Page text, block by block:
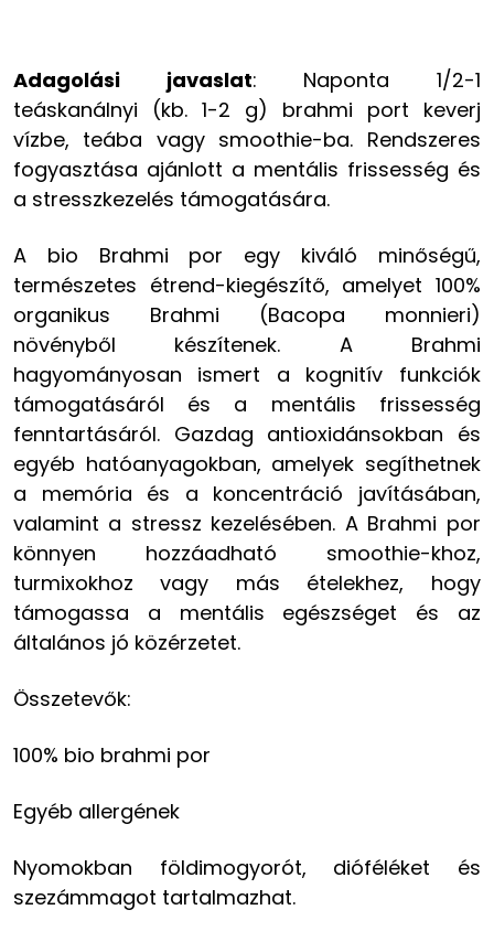
Adagolási javaslat: Naponta 1/2-1
teáskanálnyi (kb. 1-2 g) brahmi port keverj
vízbe, teába vagy smoothie-ba. Rendszeres
fogyasztása ajánlott a mentális frissesség és
a stresszkezelés támogatására.
A bio Brahmi por egy kiváló minőségű,
természetes étrend-kiegészítő, amelyet 100%
organikus Brahmi (Bacopa monnieri)
növényből készítenek. A Brahmi
hagyományosan ismert a kognitív funkciók
támogatásáról és a mentális frissesség
fenntartásáról. Gazdag antioxidánsokban és
egyéb hatóanyagokban, amelyek segíthetnek
a memória és a koncentráció javításában,
valamint a stressz kezelésében. A Brahmi por
könnyen hozzáadható smoothie-khoz,
turmixokhoz vagy más ételekhez, hogy
támogassa a mentális egészséget és az
általános jó közérzetet.
Összetevők:
100% bio brahmi por
Egyéb allergének
Nyomokban földimogyorót, dióféléket és
szezámmagot tartalmazhat.